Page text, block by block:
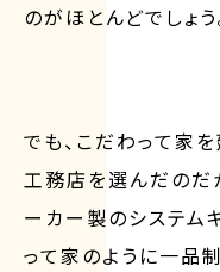
のがほとんどでしょう
でも、こだわって家
工務店を選んだのだ
ーカー製のシステム
って家のように一品